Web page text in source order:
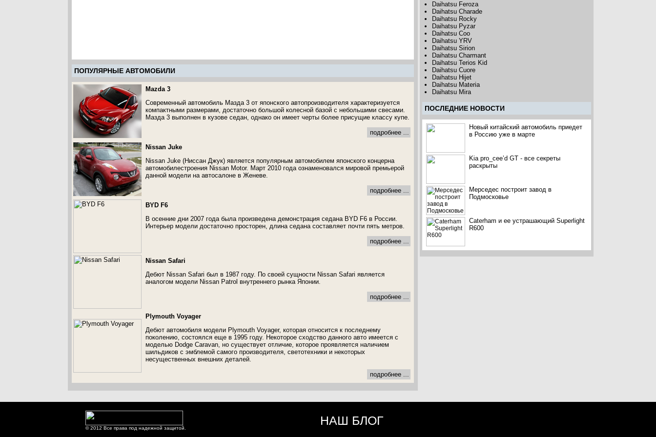
ПОПУЛЯРНЫЕ АВТОМОБИЛИ
Mazda 3
Современный автомобиль Мазда 3 от японского автопроизводителя характеризуется
компактными размерами, достаточно большой колесной базой с небольшими свесами.
Мазда 3 выполнен в кузове седан, однако он имеет черты более присущие классу купе.
подробнее ...
Nissan Juke
Nissan Juke (Ниссан Джук) является популярным автомобилем японского концерна
автомобилестроения Nissan Motor. Март 2010 года ознаменовался мировой премьерой
данной модели на автосалоне в Женеве.
подробнее ...
BYD F6
В осенние дни 2007 года была произведена демонстрация седана BYD F6 в России.
Интерьер модели достаточно просторен, длина седана составляет почти пять метров.
подробнее ...
Nissan Safari
Дебют Nissan Safari был в 1987 году. По своей сущности Nissan Safari является
аналогом модели Nissan Patrol внутреннего рынка Японии.
подробнее ...
Plymouth Voyager
Дебют автомобиля модели Plymouth Voyager, которая относится к последнему
поколению, состоялся еще в 1995 году. Некоторое сходство данного авто имеется с
моделью Dodge Caravan, но существует отличие, которое проявляется наличием
шильдиков с эмблемой самого производителя, светотехники и некоторых
несущественных внешних деталей.
подробнее ...
Daihatsu Feroza
Daihatsu Charade
Daihatsu Rocky
Daihatsu Pyzar
Daihatsu Coo
Daihatsu YRV
Daihatsu Sirion
Daihatsu Charmant
Daihatsu Terios Kid
Daihatsu Cuore
Daihatsu Hijet
Daihatsu Materia
Daihatsu Mira
ПОCЛЕДНИЕ НОВОСТИ
Новый китайский автомобиль приедет
в Россию уже в марте
Kia pro_cee’d GT - все секреты
раскрыты
Мерседес построит завод в
Подмосковье
Caterham и ее устрашающий Superlight
R600
© 2012 Все права под надежной защитой.
НАШ БЛОГ